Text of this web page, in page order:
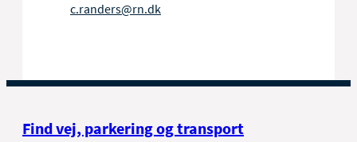
c.randers@rn.dk
Find vej, parkering og transport